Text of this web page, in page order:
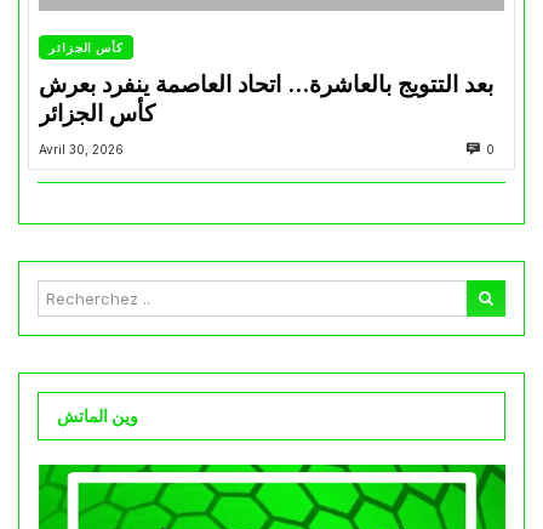
كأس الجزائر
بعد التتويج بالعاشرة… اتحاد العاصمة ينفرد بعرش
كأس الجزائر
Avril 30, 2026 0
وين الماتش